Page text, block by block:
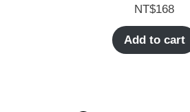
NT$168
Add to cart